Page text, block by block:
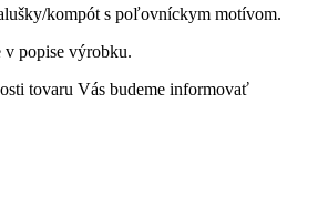
kompót s poľovníckym motívom.
popise výrobku.
tovaru Vás budeme informovať